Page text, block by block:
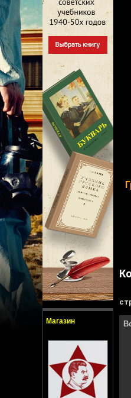
Магазин